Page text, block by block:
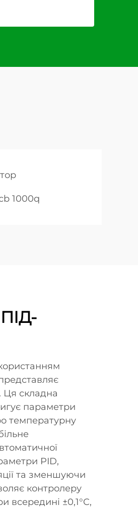
1000q
Ця складна
параметри
температурну
PID,
та зменшуючи
контролеру
всередині ±0,1°C,